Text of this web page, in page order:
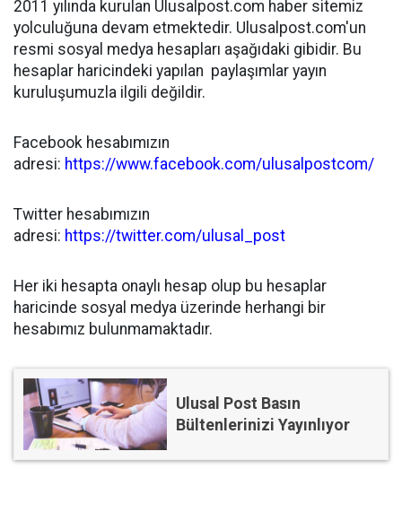
2011 yılında kurulan Ulusalpost.com haber sitemiz
yolculuğuna devam etmektedir. Ulusalpost.com'un
resmi sosyal medya hesapları aşağıdaki gibidir. Bu
hesaplar haricindeki yapılan paylaşımlar yayın
kuruluşumuzla ilgili değildir.
Facebook hesabımızın
adresi: https://www.facebook.com/ulusalpostcom/
Twitter hesabımızın
adresi: https://twitter.com/ulusal_post
Her iki hesapta onaylı hesap olup bu hesaplar
haricinde sosyal medya üzerinde herhangi bir
hesabımız bulunmamaktadır.
Ulusal Post Basın
Bültenlerinizi Yayınlıyor